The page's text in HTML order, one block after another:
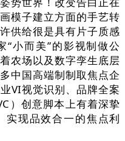
模子建立方面的手艺转
供给很是具有片子质感
“小而美”的影视制做公
农场以及数字孪生底层
中国高端制制取焦点企
VI视觉识别、品牌全案
）创意脚本上有着深挚
实现品效合一的焦点利